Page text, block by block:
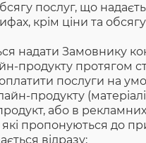
послуг, що
крім ціни та
надати Замовнику
продукту протягом
послуги на
продукту
або в рекламних
пропонуються до
відразу;